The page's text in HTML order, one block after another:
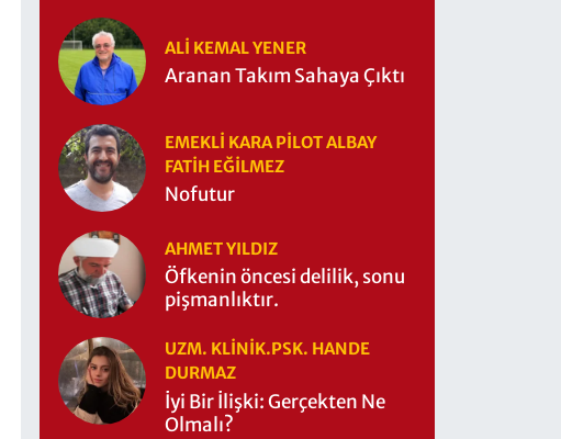
ALI KEMAL YENER
Aranan Takım Sahaya Çıktı
EMEKLI KARA PILOT ALBAY
FATIH EĞİLMEZ
Nofutur
AHMET YILDIZ
Öfkenin öncesi delilik, sonu
pişmanlıktır.
UZM. KLINIK.PSK. HANDE
DURMAZ
İyi Bir İlişki: Gerçekten Ne
Olmalı?